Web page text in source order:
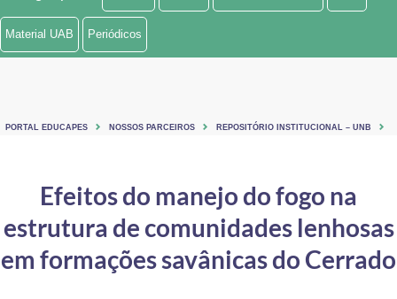
Ministério de Minas e Energia
Controladoria-Geral da União
Ministério da Mulher, da Família e dos Direitos Humanos
Material UAB Periódicos
PORTAL EDUCAPES NOSSOS PARCEIROS REPOSITÓRIO INSTITUCIONAL – UNB
Efeitos do manejo do fogo na
estrutura de comunidades lenhosas
em formações savânicas do Cerrado